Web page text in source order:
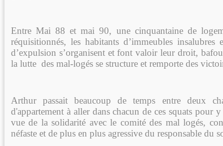
Entre Mai 88 et mai 90, une cinquantaine de
réquisitionnés, les habitants d’immeubles insalubres
d’expulsion s’organisent et font valoir leur droit,
la lutte des mal-logés se structure et remporte des
Arthur passait beaucoup de temps entre deux
d'appartement à aller dans chacun de ces squats pour
vue de la solidarité avec le comité des mal logés,
néfaste et de plus en plus agressive du responsable du